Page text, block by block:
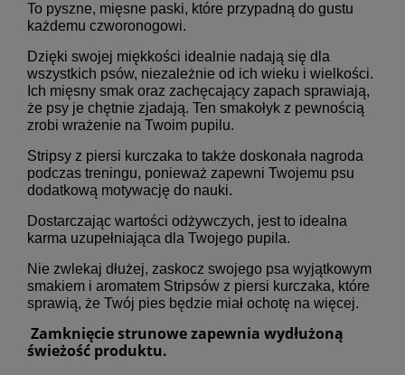
To pyszne, mięsne paski, które przypadną do gustu
każdemu czworonogowi.
Dzięki swojej miękkości idealnie nadają się dla
wszystkich psów, niezależnie od ich wieku i wielkości.
Ich mięsny smak oraz zachęcający zapach sprawiają,
że psy je chętnie zjadają. Ten smakołyk z pewnością
zrobi wrażenie na Twoim pupilu.
Stripsy z piersi kurczaka to także doskonała nagroda
podczas treningu, ponieważ zapewni Twojemu psu
dodatkową motywację do nauki.
Dostarczając wartości odżywczych, jest to idealna
karma uzupełniająca dla Twojego pupila.
Nie zwlekaj dłużej, zaskocz swojego psa wyjątkowym
smakiem i aromatem Stripsów z piersi kurczaka, które
sprawią, że Twój pies będzie miał ochotę na więcej.
Zamknięcie strunowe zapewnia wydłużoną
świeżość produktu.